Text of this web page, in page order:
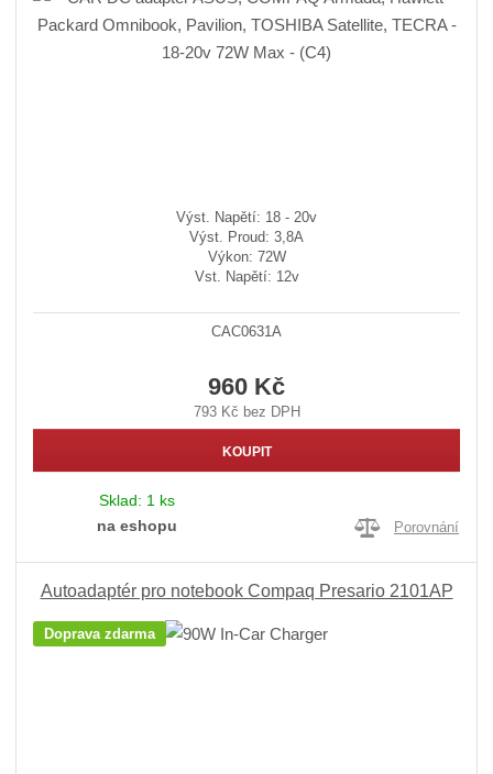
Výst. Napětí: 18 - 20v
Výst. Proud: 3,8A
Výkon: 72W
Vst. Napětí: 12v
CAC0631A
960 Kč
793 Kč bez DPH
KOUPIT
Sklad: 1 ks
na eshopu
Porovnání
Autoadaptér pro notebook Compaq Presario 2101AP
Doprava zdarma